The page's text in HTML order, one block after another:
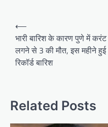
Post
navigation
⟵
भारी बारिश के कारण पुणे में करंट
लगने से 3 की मौत, इस महीने हुई
रिकॉर्ड बारिश
Related Posts